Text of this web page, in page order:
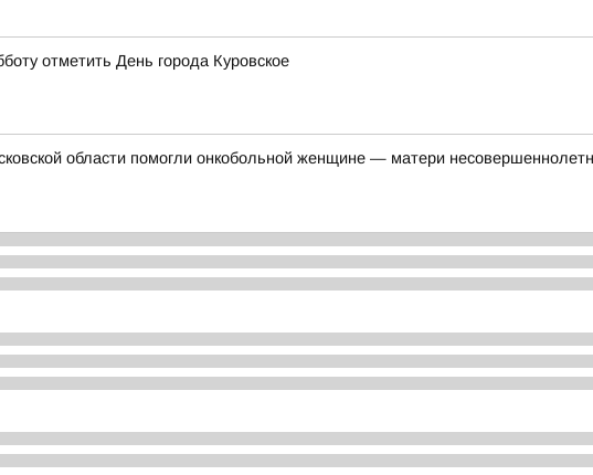
отметить День города Куровское
области помогли онкобольной женщине — матери